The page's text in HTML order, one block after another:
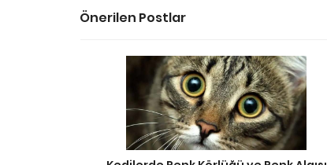
Önerilen Postlar